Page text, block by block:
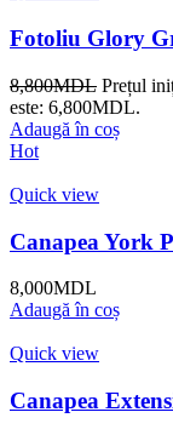
Fotoliu Glory
8,800MDL Prețul
este: 6,800MDL.
Adaugă în coș
Hot
Quick view
Canapea York
8,000MDL
Adaugă în coș
Quick view
Canapea